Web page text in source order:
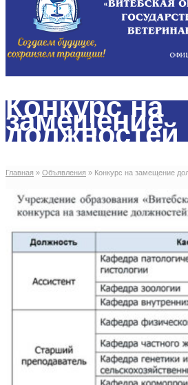
Конкурс на
замещение
должностей
Главная » Объявления » Конкурс на замещение